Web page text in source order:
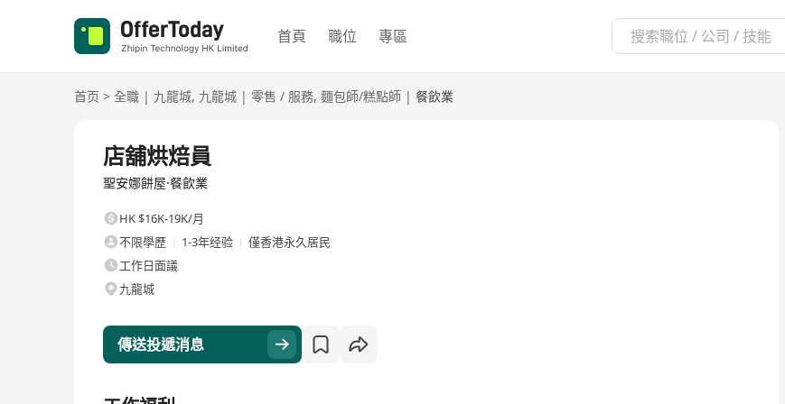
首頁 職位 專區
首页 > 全職 | 九龍城, 九龍城 | 零售 / 服務, 麵包師/糕點師 | 餐飲業
店舖烘焙員
聖安娜餅屋·餐飲業
HK $16K-19K/月
不限學歷
1-3年经验
僅香港永久居民
工作日面議
九龍城
傳送投遞消息